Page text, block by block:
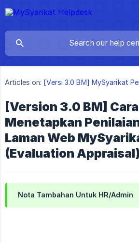
Articles on: [Versi 3.0 BM] MySyarikat
[Version 3.0 BM] Cara
Menetapkan
Laman Web
(Evaluation Appraisal)
Nota Tambahan Untuk HR/Admin